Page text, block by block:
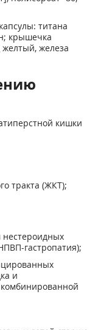
титана
крышечка
желтый, железа
кишки
тракта (ЖКТ);
нестероидных
гастропатия);
и